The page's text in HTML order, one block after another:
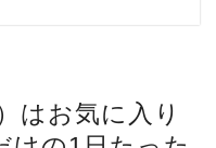
はお気に入り